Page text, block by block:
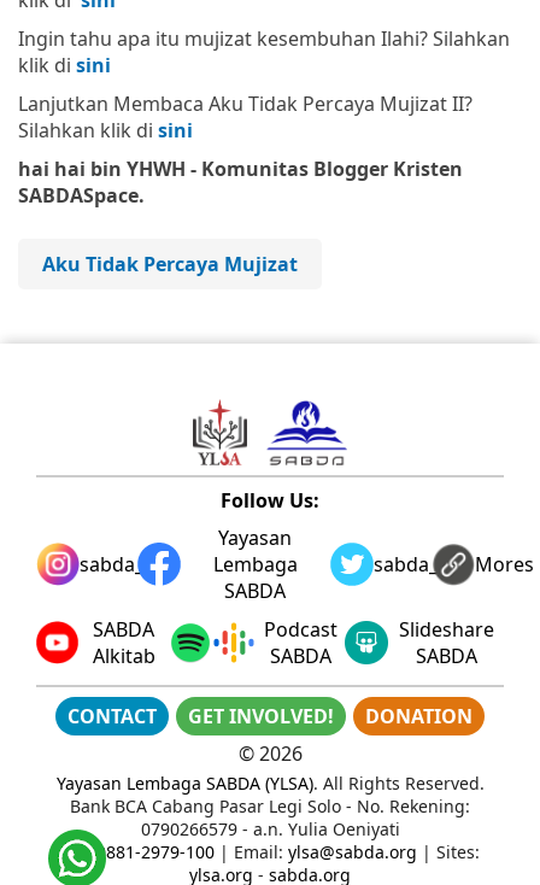
Ingin tahu apa itu mujizat kesembuhan Ilahi? Silahkan
klik di sini
Lanjutkan Membaca Aku Tidak Percaya Mujizat II?
Silahkan klik di sini
hai hai bin YHWH - Komunitas Blogger Kristen
SABDASpace.
Aku Tidak Percaya Mujizat
Follow Us:
sabda_ylsa
Yayasan
Lembaga
SABDA
sabda_ylsaMores
SABDA
Alkitab
Podcast
SABDA
Slideshare
SABDA
CONTACT GET INVOLVED!
DONATION
©2026
Yayasan Lembaga SABDA (YLSA). All Rights Reserved.
Bank BCA Cabang Pasar Legi Solo - No. Rekening:
0790266579 - a.n. Yulia Oeniyati
WA:0881-2979-100| Email: ylsa@sabda.org | Sites:
ylsa.org - sabda.org